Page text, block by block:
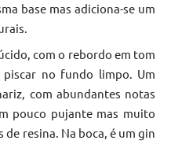
base mas adiciona-se um
com o rebordo em tom
no fundo limpo. Um
com abundantes notas
pouco pujante mas muito
resina. Na boca, é um gin